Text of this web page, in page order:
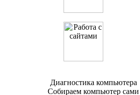
Диагностика компьютера
Собираем компьютер сами